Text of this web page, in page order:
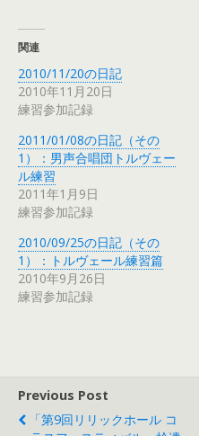
関連
2010/11/20の日記
2010年11月20日
練習参加記録
2011/01/08の日記（その
1）：男声合唱団トルヴェー
ル練習
2011年1月9日
練習参加記録
2010/09/25の日記（その
1）：トルヴェール練習篇
2010年9月26日
練習参加記録
Previous Post
「第9回リリックホール コ